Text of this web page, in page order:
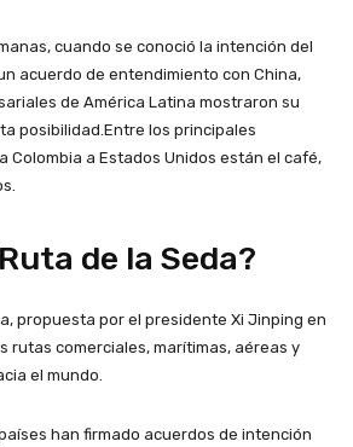
cuando se conoció la intención del
acuerdo de entendimiento con China,
de América Latina mostraron su
posibilidad.Entre los principales
Colombia a Estados Unidos están el café,
de la Seda?
propuesta por el presidente Xi Jinping en
rutas comerciales, marítimas, aéreas y
el mundo.
han firmado acuerdos de intención